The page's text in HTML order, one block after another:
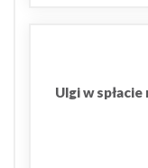
Ulgi w